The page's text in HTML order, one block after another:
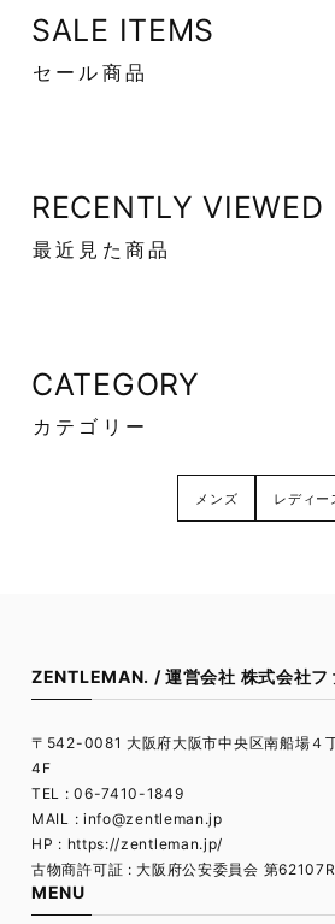
SALE ITEMS
セール商品
RECENTLY VIEWED
最近見た商品
CATEGORY
カテゴリー
メンズ レディー
ZENTLEMAN. / 運営会社 株式会社フ
〒542-0081 大阪府大阪市中央区南船場４
4F
TEL : 06-7410-1849
MAIL : info@zentleman.jp
HP : https://zentleman.jp/
古物商許可証 : 大阪府公安委員会 第
MENU